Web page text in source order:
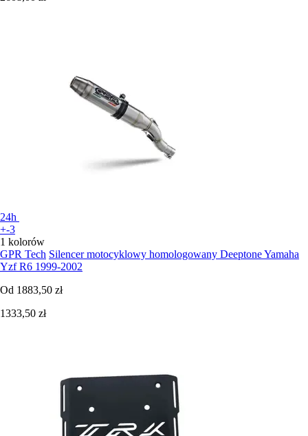
24h
+-3
1 kolorów
GPR Tech Silencer motocyklowy homologowany Deeptone Yamaha
Yzf R6 1999-2002
Od 1883,50 zł
1333,50 zł